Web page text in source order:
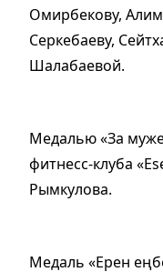
Омирбекову,
Серкебаеву,
Шалабаевой.
Медалью «За
фитнесс-клуба
Рымкулова.
Медаль «Ерен